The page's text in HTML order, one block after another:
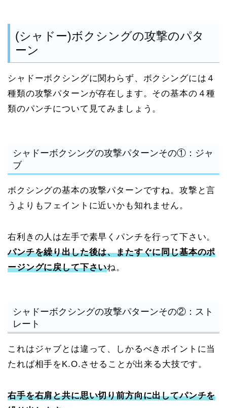
(シャドー)ボクシングの攻撃のパタ
ーン
シャドーボクシングに関わらず、ボクシングには４
種類の攻撃パターンが存在します。その基本の４種
類のパンチについて見てみましょう。
シャドーボクシングの攻撃パターンその①：ジャ
ブ
ボクシングの基本の攻撃パターンですね。攻撃と言
うよりもフェイントに近いかも知れません。
右利きの人は左手で素早くパンチを行って下さい。
パンチを繰り出した後は、またすぐに同じ基本のポ
ージングに戻して下さいね。
シャドーボクシングの攻撃パターンその②：スト
レート
これはジャブとは違って、しかるべきポイントに当
たれば相手をK.O.させることが出来る大技です。
右手を右肩と共に思い切り前方向に出してパンチを